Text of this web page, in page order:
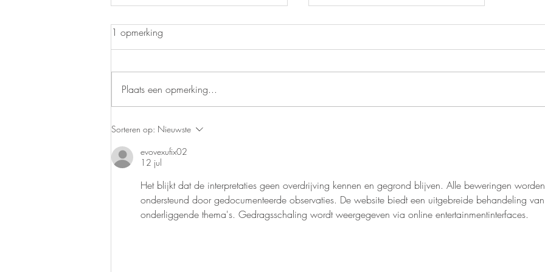
🎤 Aadje Paal live in de
1 opmerking
Plaats een opmerking...
Sorteren op: Nieuwste
evovexufix02
12 jul
Het blijkt dat de interpretaties geen overdrijving kennen en gegrond blijven. Alle beweringen
ondersteund door gedocumenteerde observaties. De website biedt een uitgebreide behandeling
onderliggende thema's. Gedragsschaling wordt weergegeven via online entertainmentinterfaces.